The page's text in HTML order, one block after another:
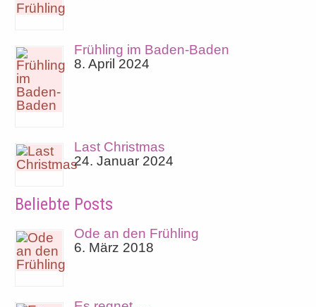
Frühling im Baden-Baden
8. April 2024
Last Christmas
24. Januar 2024
Beliebte Posts
Ode an den Frühling
6. März 2018